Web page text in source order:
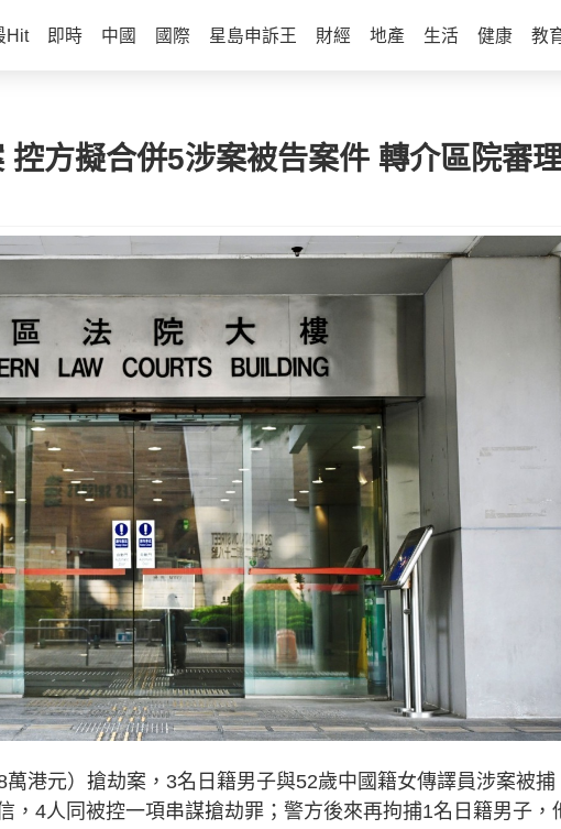
Hit 即時 中國 國際 星島申訴王 財經 地產 生活 健康 教
方擬合併5涉案被告案件 轉介區院審
港元）搶劫案，3名日籍男子與52歲中國籍女傳譯員涉案被捕
，4人同被控一項串謀搶劫罪；警方後來再拘捕1名日籍男子，